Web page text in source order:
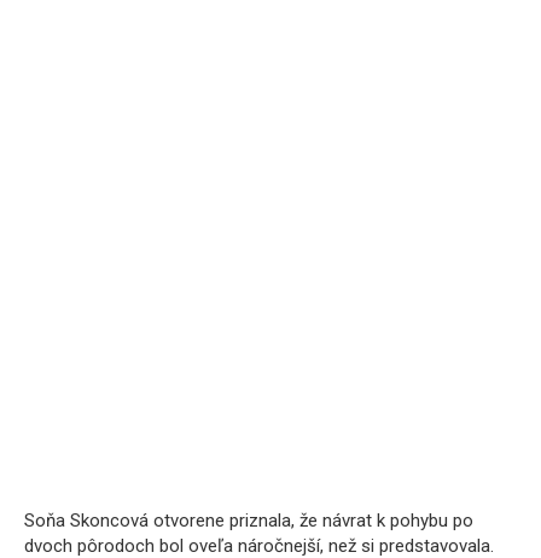
Soňa Skoncová otvorene priznala, že návrat k pohybu po
dvoch pôrodoch bol oveľa náročnejší, než si predstavovala.